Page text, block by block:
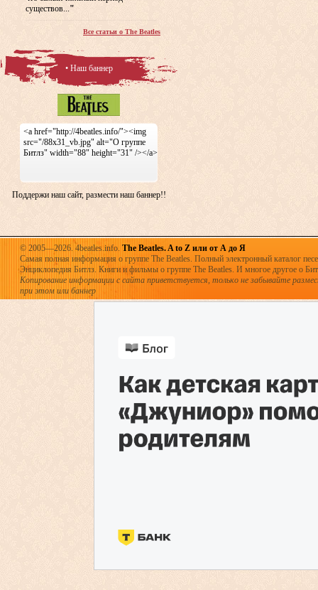
существов..."
Все статьи о The Beatles
• Наш баннер
<a href="http://4beatles.info/"><img
src="/88x31_vb.jpg" alt="О группе
Битлз" width="88" height="31" /></a>
Поддержи наш сайт, размести наш баннер!!
© 2005—2026. 4beatles.info. The Beatles. A to Z или от А до Я
Самая полная информация о группе The Beatles. Полный электронный каталог
Энциклопедия Битлз. Книги и фильмы о группе The Beatles. И многое другое о
Копирование информации с сайта приветствуется, только не забывайте
при этом или баннер